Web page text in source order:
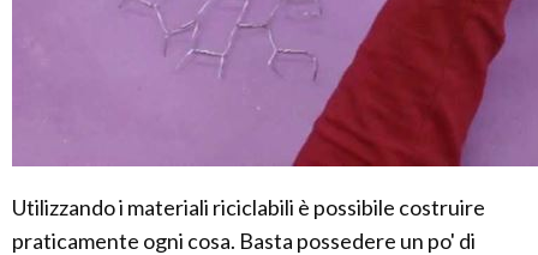
Utilizzando i materiali riciclabili è possibile costruire
praticamente ogni cosa. Basta possedere un po' di